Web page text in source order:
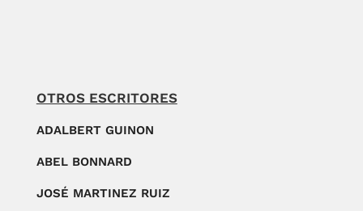
OTROS ESCRITORES
ADALBERT GUINON
ABEL BONNARD
JOSÉ MARTINEZ RUIZ